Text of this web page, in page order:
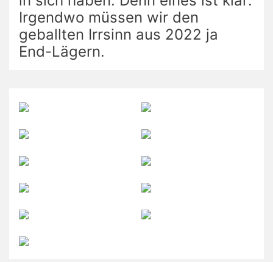
Irgendwo müssen wir den
geballten Irrsinn aus 2022 ja
End-Lägern.